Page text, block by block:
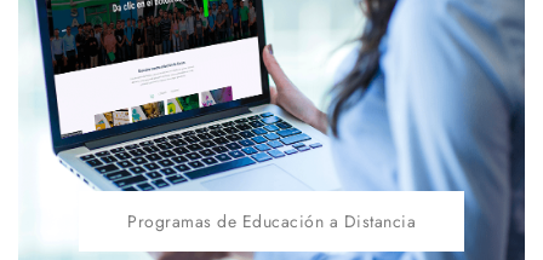
Programas de Educación a Distancia